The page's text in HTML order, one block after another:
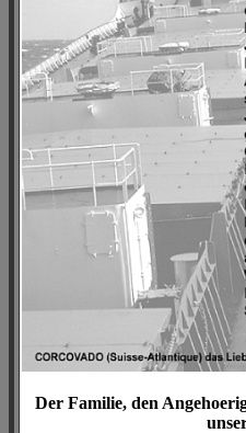
Der Familie, den